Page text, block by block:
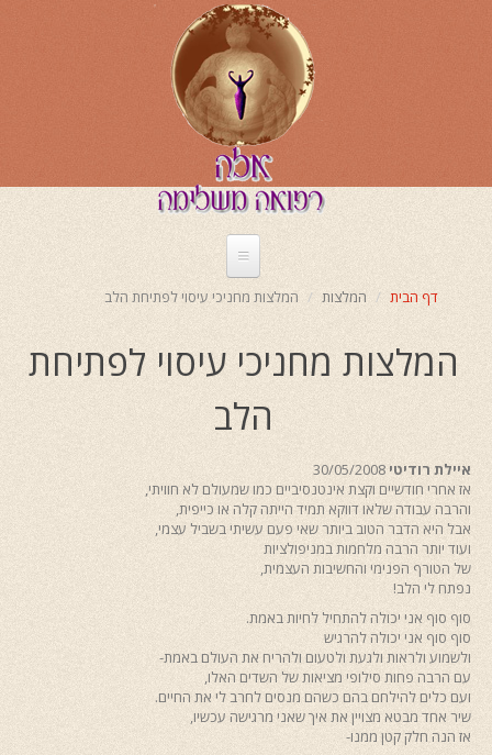
דף הבית המלצות המלצות מחניכי עיסוי לפתיחת הלב
המלצות מחניכי עיסוי לפתיחת
הלב
איילת רודיטי 30/05/2008
אז אחרי חודשיים וקצת אינטנסיביים כמו שמעולם לא חוויתי,
והרבה עבודה שלאו דווקא תמיד הייתה קלה או כייפית,
אבל היא הדבר הטוב ביותר שאי פעם עשיתי בשביל עצמי,
ועוד יותר הרבה מלחמות במניפולציות
של הטורף הפנימי והחשיבות העצמית,
נפתח לי הלב!
סוף סוף אני יכולה להתחיל לחיות באמת.
סוף סוף אני יכולה להרגיש
ולשמוע ולראות ולגעת ולטעום ולהריח את העולם באמת-
עם הרבה פחות סילופי מציאות של השדים האלו,
ועם כלים להילחם בהם כשהם מנסים לחרב לי את החיים.
שיר אחד מבטא מצויין את איך שאני מרגישה עכשיו,
אז הנה חלק קטן ממנו-